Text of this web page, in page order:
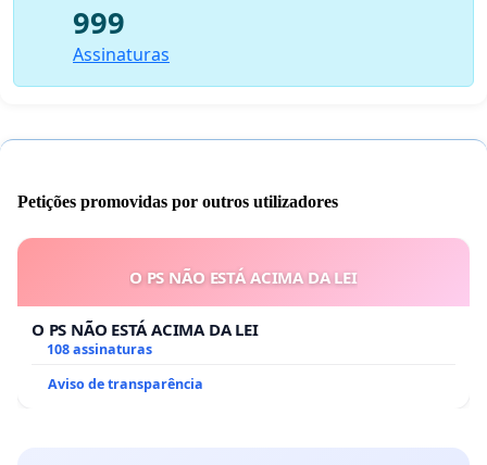
999
Assinaturas
Petições promovidas por outros utilizadores
O PS NÃO ESTÁ ACIMA DA LEI
O PS NÃO ESTÁ ACIMA DA LEI
108 assinaturas
Aviso de transparência